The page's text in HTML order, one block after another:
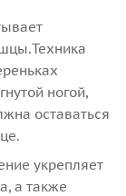
ногой,
оставаться
укрепляет
а также